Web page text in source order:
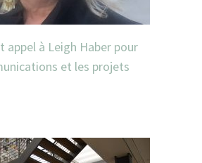
appel à Leigh Haber pour
et les projets